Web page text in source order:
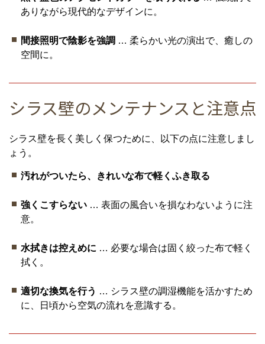
ありながら現代的なデザインに。
間接照明で陰影を強調 … 柔らかい光の演出で、癒しの
空間に。
シラス壁のメンテナンスと注意点
シラス壁を長く美しく保つために、以下の点に注意しまし
ょう。
汚れがついたら、きれいな布で軽くふき取る
強くこすらない … 表面の風合いを損なわないように注
意。
水拭きは控えめに … 必要な場合は固く絞った布で軽く
拭く。
適切な換気を行う … シラス壁の調湿機能を活かすため
に、日頃から空気の流れを意識する。